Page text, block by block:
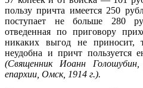
пользу причта имеется 250
поступает не больше 280
отведенная по приговору
никаких выгод не приносит,
неудобна и причт пользуется
(Священник Иоанн
епархии, Омск, 1914 г.).